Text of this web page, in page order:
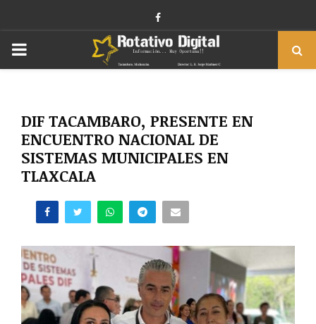
Facebook
PRIMARY
DIF TACAMBARO, PRESENTE EN
ENCUENTRO NACIONAL DE
SISTEMAS MUNICIPALES EN
TLAXCALA